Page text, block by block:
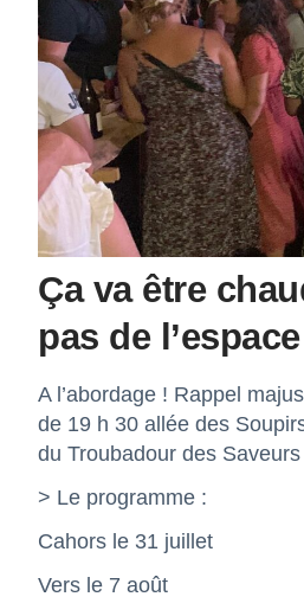
Ça va être
pas de
A l’abordage ! Rappel
de 19 h 30 allée des
du Troubadour des
> Le programme :
Cahors le 31 juillet
Vers le 7 août